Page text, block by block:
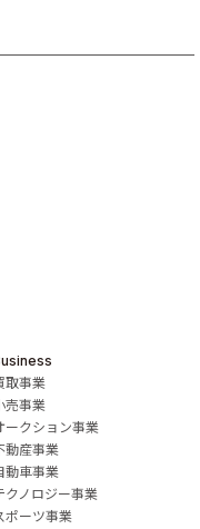
取事業
売事業
ークション事業
動産事業
動車事業
クノロジー事業
ポーツ事業